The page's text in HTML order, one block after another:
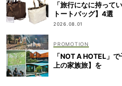
「旅行になに持って
トートバッグ】4選
2026.08.01
「NOT A HOTEL」
上の家族旅】を